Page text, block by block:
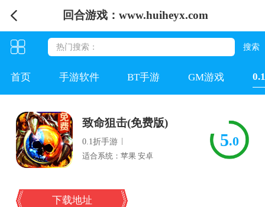
回合游戏：www.huiheyx.com
首页 手游软件 BT手游 GM游戏
致命狙击(免费版)
0.1折手游 |
适合系统：苹果 安卓
5.0
下载地址